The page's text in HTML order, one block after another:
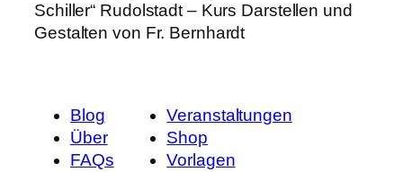
Schiller“ Rudolstadt – Kurs Darstellen und
Gestalten von Fr. Bernhardt
Blog
Über
FAQs
Veranstaltungen
Shop
Vorlagen